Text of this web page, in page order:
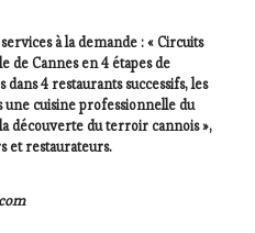
à la demande : «Circuits
de Cannes en 4 étapes de
dans 4 restaurants successifs, les
une cuisine professionnelle du
la découverte du terroir cannois»,
et restaurateurs.